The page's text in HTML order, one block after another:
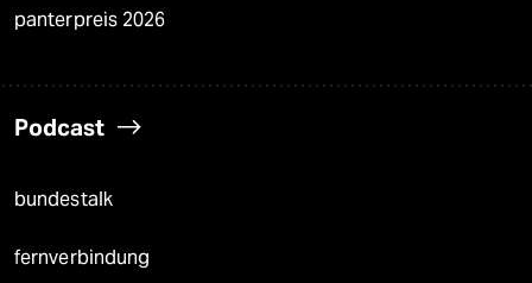
panterpreis 2026
Podcast
bundestalk
fernverbindung